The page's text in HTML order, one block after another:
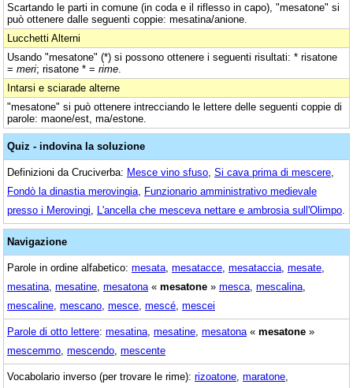
Scartando le parti in comune (in coda e il riflesso in capo), "mesatone" si
può ottenere dalle seguenti coppie: mesatina/anione.
Lucchetti Alterni
Usando "mesatone" (*) si possono ottenere i seguenti risultati: * risatone
= meri; risatone * = rime
Intarsi e sciarade alterne
"mesatone" si può ottenere intrecciando le lettere delle seguenti coppie di
parole: maone/est, ma/estone.
Quiz - indovina la soluzione
Definizioni da Cruciverba: Mesce vino sfuso Si cava prima di mescere
Fondò la dinastia merovingia Funzionario amministrativo medievale
presso i Merovingi
L'ancella che mesceva nettare e ambrosia sull'Olimpo
Navigazione
Parole in ordine alfabetico: mesata mesatacce mesataccia mesate
mesatina mesatine mesatona « mesatone » mesca mescalina
mescaline mescano mesce mescé mescei
Parole di otto lettere: mesatina mesatine mesatona « mesatone »
mescemmo mescendo mescente
Vocabolario inverso (per trovare le rime): rizoatone maratone